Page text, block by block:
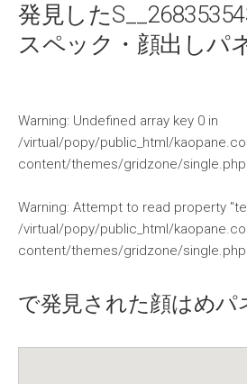
発見した
スペック・顔出しパ
Warning: Undefined array key 0 in
/virtual/popy/public_html/
content/themes/gridzone/single.php
Warning: Attempt to read property
/virtual/popy/public_html/
content/themes/gridzone/single.php
で発見された顔はめパ